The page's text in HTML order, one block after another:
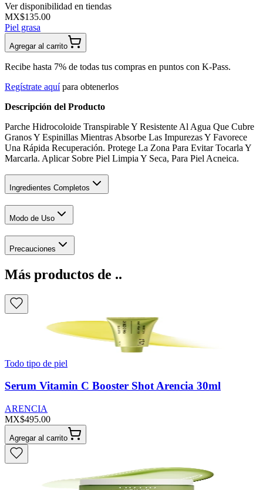
Ver disponibilidad en tiendas
MX$135.00
Piel grasa
Agregar al carrito
Recibe hasta 7% de todas tus compras en puntos con K-Pass.
Regístrate aquí para obtenerlos
Descripción del Producto
Parche Hidrocoloide Transpirable Y Resistente Al Agua Que Cubre
Granos Y Espinillas Mientras Absorbe Las Impurezas Y Favorece
Una Rápida Recuperación. Protege La Zona Para Evitar Tocarla Y
Marcarla. Aplicar Sobre Piel Limpia Y Seca, Para Piel Acneica.
Ingredientes Completos
Modo de Uso
Precauciones
Más productos de ..
Todo tipo de piel
Serum Vitamin C Booster Shot Arencia 30ml
ARENCIA
MX$495.00
Agregar al carrito